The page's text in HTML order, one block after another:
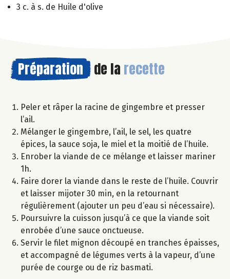
3 c. à s. de Huile d'olive
Préparation de la recette
Peler et râper la racine de gingembre et presser
l’ail.
Mélanger le gingembre, l’ail, le sel, les quatre
épices, la sauce soja, le miel et la moitié de l’huile.
Enrober la viande de ce mélange et laisser mariner
1h.
Faire dorer la viande dans le reste de l’huile. Couvrir
et laisser mijoter 30 min, en la retournant
régulièrement (ajouter un peu d’eau si nécessaire).
Poursuivre la cuisson jusqu’à ce que la viande soit
enrobée d’une sauce onctueuse.
Servir le filet mignon découpé en tranches épaisses,
et accompagné de légumes verts à la vapeur, d’une
purée de courge ou de riz basmati.